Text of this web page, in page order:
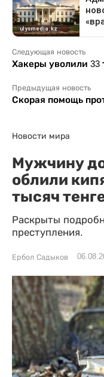
Следующая новость
Хакеры уволили 33
Предыдущая новость
Скорая помощь
Новости мира
Мужчину
облили
тысяч
Раскрыты
преступления.
Ербол Садыков